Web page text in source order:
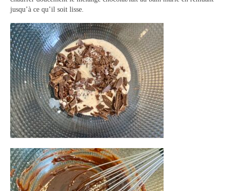
Boissons
Sans alcool
Cocktails
A propos
Accueil
jusqu’à ce qu’il soit lisse.